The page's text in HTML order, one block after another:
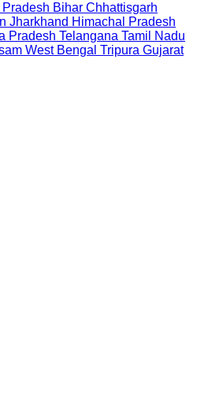
Pradesh Bihar Chhattisgarh
Jharkhand Himachal Pradesh
Pradesh Telangana Tamil Nadu
West Bengal Tripura Gujarat